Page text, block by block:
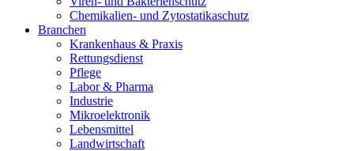
Chemikalien- und Zytostatikaschutz
Branchen
Krankenhaus & Praxis
Rettungsdienst
Pflege
Labor & Pharma
Industrie
Mikroelektronik
Lebensmittel
Landwirtschaft